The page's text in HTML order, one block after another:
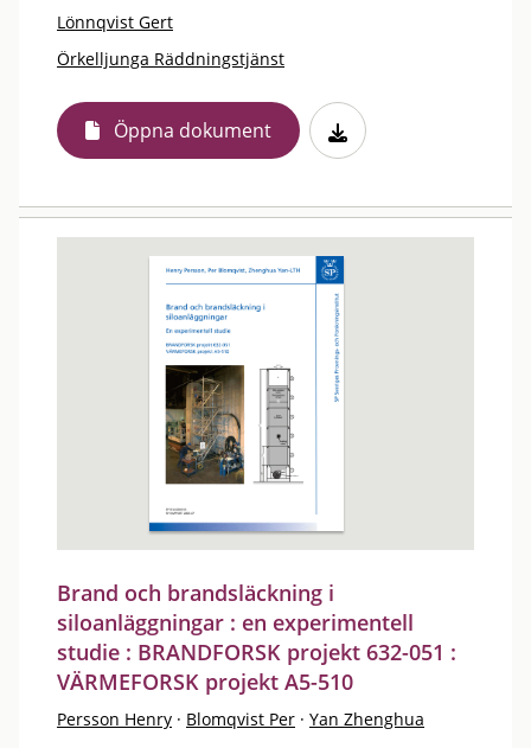
Lönnqvist Gert
Örkelljunga Räddningstjänst
Öppna dokument
Brand och brandsläckning i
siloanläggningar : en experimentell
studie : BRANDFORSK projekt 632-051 :
VÄRMEFORSK projekt A5-510
Persson Henry · Blomqvist Per · Yan Zhenghua